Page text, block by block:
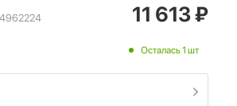
11 613₽
Осталась 1 шт